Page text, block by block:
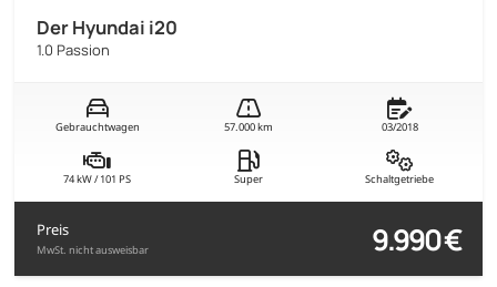
Der Hyundai i20
1.0 Passion
Gebrauchtwagen 57.000 km 03/2018
74 kW / 101 PS Super Schaltgetriebe
Preis
MwSt. nicht ausweisbar 9.990 €